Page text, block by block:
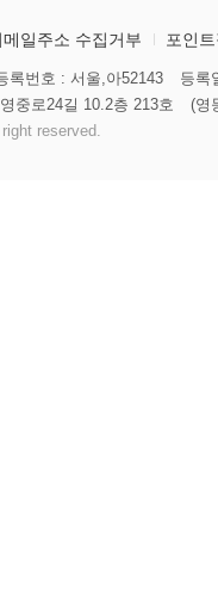
메일주소 수집거부 포인
록번호 : 서울,아52143
등록
중로24길 10.2층 213호
(영
reserved.